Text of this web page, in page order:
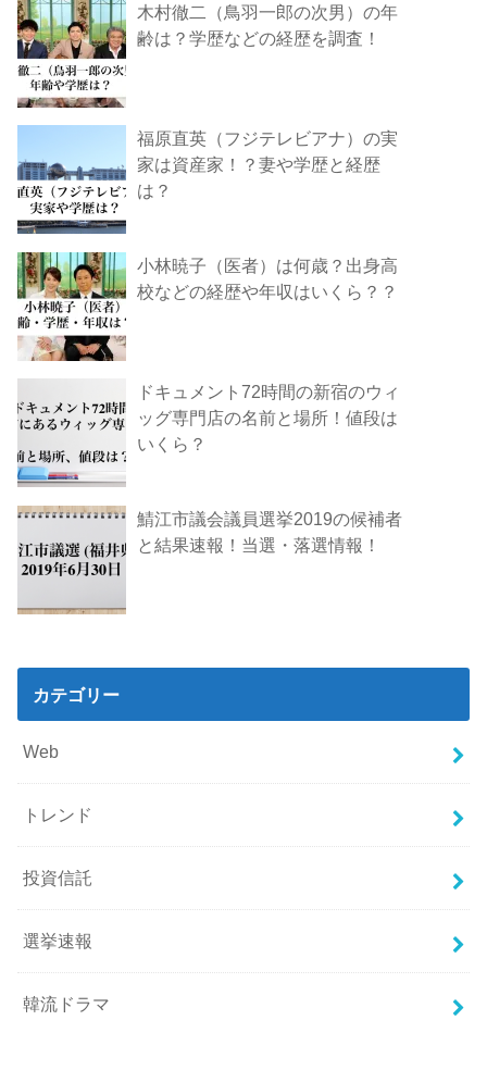
木村徹二（鳥羽一郎の次男）の年
齢は？学歴などの経歴を調査！
福原直英（フジテレビアナ）の実
家は資産家！？妻や学歴と経歴
は？
小林暁子（医者）は何歳？出身高
校などの経歴や年収はいくら？？
ドキュメント72時間の新宿のウィ
ッグ専門店の名前と場所！値段は
いくら？
鯖江市議会議員選挙2019の候補者
と結果速報！当選・落選情報！
カテゴリー
Web
トレンド
投資信託
選挙速報
韓流ドラマ